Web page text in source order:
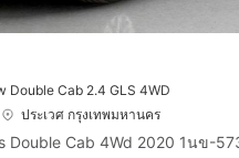
Double Cab 2.4 GLS 4WD
ประเวศ กรุงเทพมหานคร
Double Cab 4Wd 2020 1นข-